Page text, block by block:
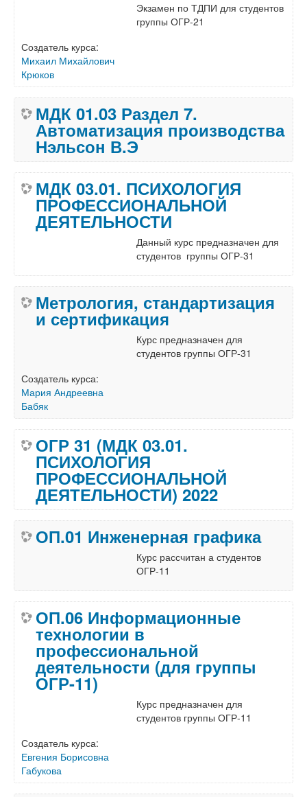
Экзамен по ТДПИ для студентов
группы ОГР-21
Создатель курса:
Михаил Михайлович
Крюков
МДК 01.03 Раздел 7.
Автоматизация производства
Нэльсон В.Э
МДК 03.01. ПСИХОЛОГИЯ
ПРОФЕССИОНАЛЬНОЙ
ДЕЯТЕЛЬНОСТИ
Данный курс предназначен для
студентов группы ОГР-31
Метрология, стандартизация
и сертификация
Курс предназначен для
студентов группы ОГР-31
Создатель курса:
Мария Андреевна
Бабяк
ОГР 31 (МДК 03.01.
ПСИХОЛОГИЯ
ПРОФЕССИОНАЛЬНОЙ
ДЕЯТЕЛЬНОСТИ) 2022
ОП.01 Инженерная графика
Курс рассчитан а студентов
ОГР-11
ОП.06 Информационные
технологии в
профессиональной
деятельности (для группы
ОГР-11)
Курс предназначен для
студентов группы ОГР-11
Создатель курса:
Евгения Борисовна
Габукова